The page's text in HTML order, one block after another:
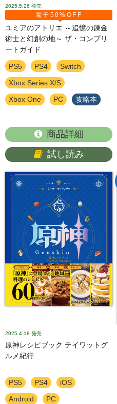
2025.5.26 発売
電子50%OFF
ユミアのアトリエ ～追憶の錬金
術士と幻創の地～ ザ・コンプリ
ートガイド
PS5 PS4 Switch
Xbox Series X/S
Xbox One PC 攻略本
商品詳細
試し読み
2025.4.18 発売
原神レシピブック テイワットグ
ルメ紀行
PS5 PS4 iOS
Android PC